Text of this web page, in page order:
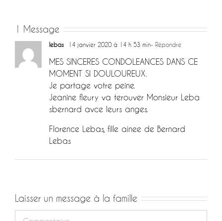
1 Message
lebas 14 janvier 2020 à 14 h 53 min- Répondre
MES SINCERES CONDOLEANCES DANS CE
MOMENT SI DOULOUREUX.
Je partage votre peine.
Jeanine fleury va terouver Monsieur Leba
sbernard avce leurs anges.
Florence Lebas, fille ainee de Bernard
Lebas
Laisser un message à la famille